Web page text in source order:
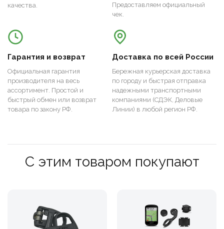
качества.
Предоставляем официальный
чек.
Гарантия и возврат
Официальная гарантия
производителя на весь
ассортимент. Простой и
быстрый обмен или возврат
товара по закону РФ.
Доставка по всей России
Бережная курьерская доставка
по городу и быстрая отправка
надежными транспортными
компаниями (СДЭК, Деловые
Линии) в любой регион РФ.
С этим товаром покупают